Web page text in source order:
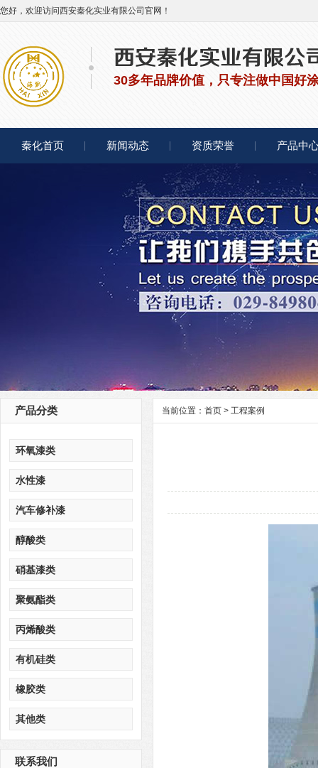
您好，欢迎访问西安秦化实业有限公司官网！
30多年品牌价值，只专注做中国好
秦化首页 新闻动态 资质荣誉 产品中
产品分类
环氧漆类
水性漆
汽车修补漆
醇酸类
硝基漆类
聚氨酯类
丙烯酸类
有机硅类
橡胶类
其他类
联系我们
当前位置： 首页 > 工程案例